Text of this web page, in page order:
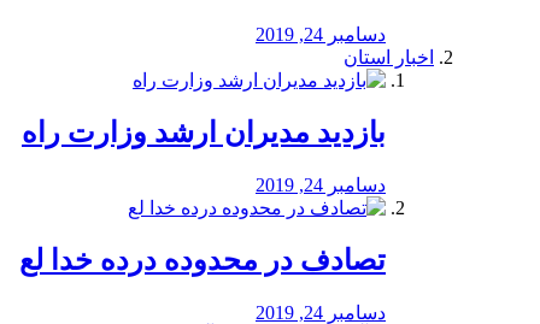
دسامبر 24, 2019
اخبار استان
بازدید مدیران ارشد وزارت راه
دسامبر 24, 2019
تصادف در محدوده درده خدا لع
دسامبر 24, 2019